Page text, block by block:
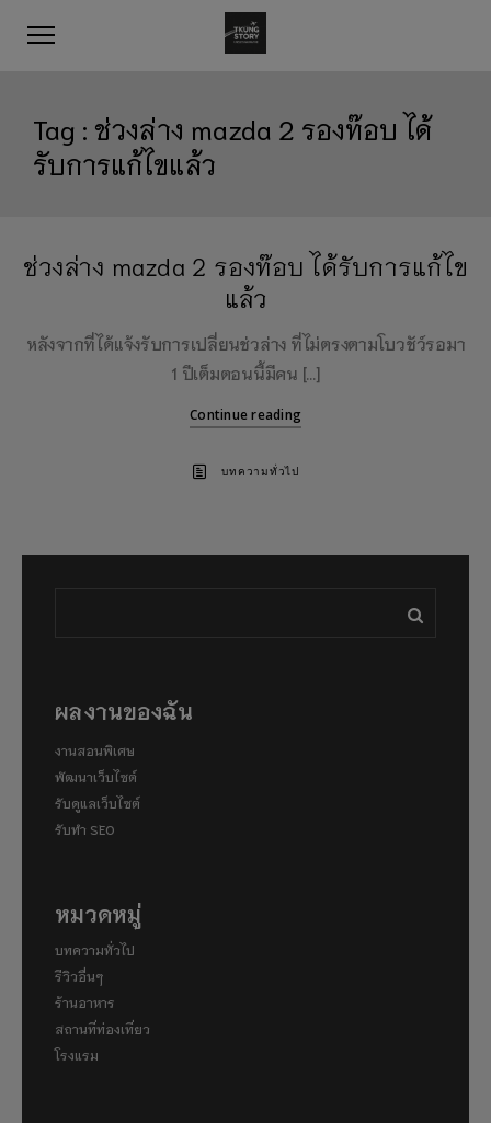
Tag : ช่วงล่าง mazda 2 รองท๊อบ ได้
รับการแก้ไขแล้ว
ช่วงล่าง mazda 2 รองท๊อบ ได้รับการแก้ไข
แล้ว
หลังจากที่ได้แจ้งรับการเปลี่ยนช่วล่าง ที่ไม่ตรงตามโบวชัว์รอมา
1 ปีเต็มตอนนี้มีคน […]
Continue reading
บทความทั่วไป
ผลงานของฉัน
งานสอนพิเศษ
พัฒนาเว็บไซต์
รับดูแลเว็บไซต์
รับทำ SEO
หมวดหมู่
บทความทั่วไป
รีวิวอื่นๆ
ร้านอาหาร
สถานที่ท่องเที่ยว
โรงแรม